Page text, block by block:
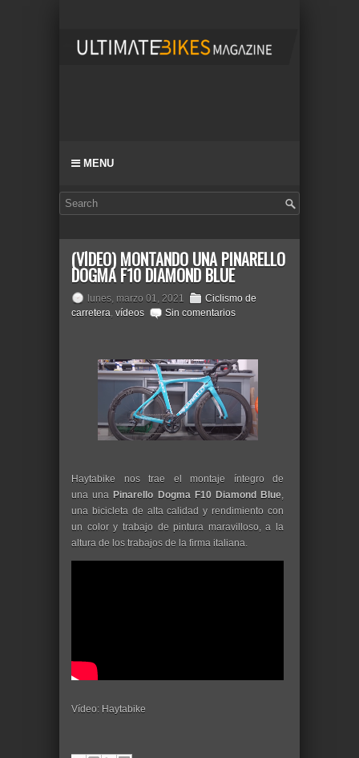
MENU
(VÍDEO) MONTANDO UNA PINARELLO
DOGMA F10 DIAMOND BLUE
lunes, marzo 01, 2021
Ciclismo de
carretera, vídeos Sin comentarios
Haytabike nos trae el montaje íntegro de
una unaPinarello Dogma F10 Diamond Blue
una bicicleta de alta calidad y rendimiento con
un color y trabajo de pintura maravilloso, a la
altura de los trabajos de la firma italiana.
Vídeo: Haytabike